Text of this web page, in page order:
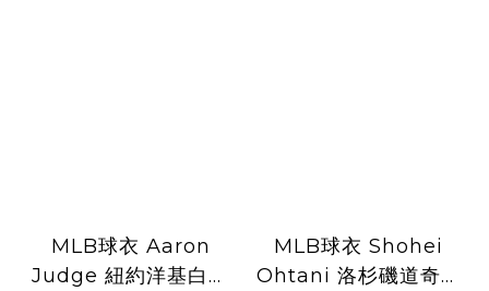
MLB球衣 Aaron
Judge 紐約洋基白條
MLB球衣 Shohei
Ohtani 洛杉磯道奇灰